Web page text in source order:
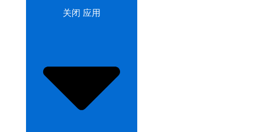
关闭 应用